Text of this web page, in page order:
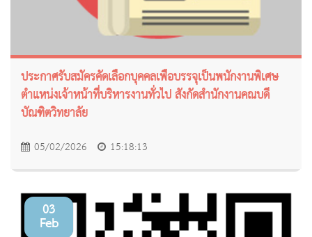
ประกาศรับสมัครคัดเลือกบุคคลเพื่อบรรจุเป็นพนักงานพิเศษ
ตำแหน่งเจ้าหน้าที่บริหารงานทั่วไป สังกัดสำนักงานคณบดี
บัณฑิตวิทยาลัย
05/02/2026 15:18:13
03
Feb